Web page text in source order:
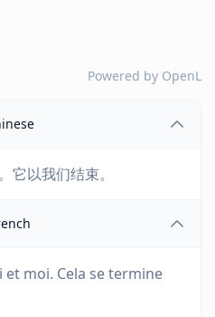
Powered by OpenL
它以我们结束。
et moi. Cela se termine